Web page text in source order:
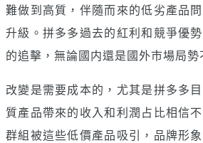
難做到高質，伴隨而來的低劣產品
升級。拼多多過去的紅利和競爭優
的追擊，無論國内還是國外市場局勢
改變是需要成本的，尤其是拼多多
質產品帶來的收入和利潤占比相信
群組被這些低價產品吸引，品牌形